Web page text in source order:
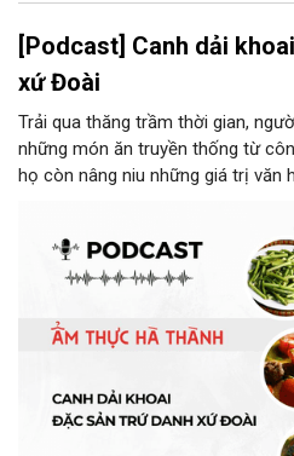
[Podcast] Canh dải
xứ Đoài
Trải qua thăng trầm thời gian,
những món ăn truyền thống từ
họ còn nâng niu những giá trị
thức. Và canh dải khoai là một